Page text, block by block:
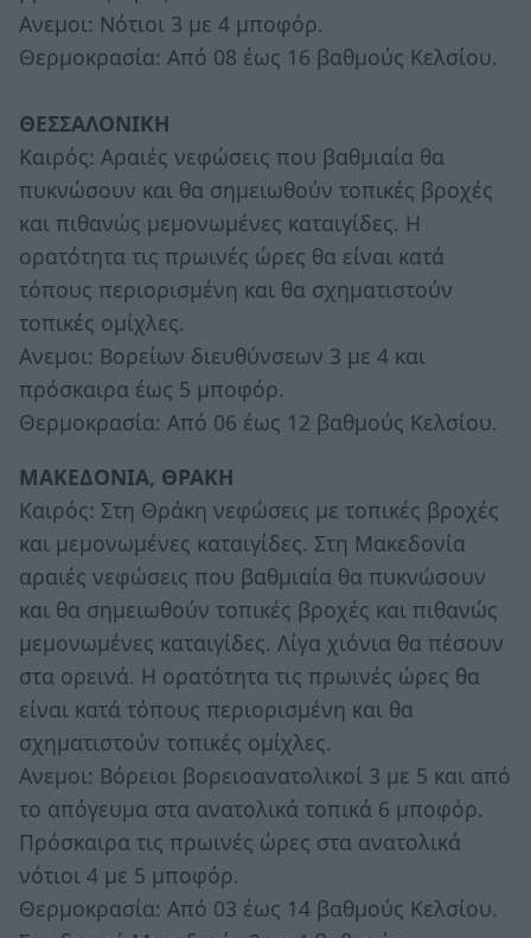
Ανεμοι: Νότιοι 3 με 4 μποφόρ.
Θερμοκρασία: Από 08 έως 16 βαθμούς Κελσίου.
ΘΕΣΣΑΛΟΝΙΚΗ
Καιρός: Αραιές νεφώσεις που βαθμιαία θα
πυκνώσουν και θα σημειωθούν τοπικές βροχές
και πιθανώς μεμονωμένες καταιγίδες. Η
ορατότητα τις πρωινές ώρες θα είναι κατά
τόπους περιορισμένη και θα σχηματιστούν
τοπικές ομίχλες.
Ανεμοι: Βορείων διευθύνσεων 3 με 4 και
πρόσκαιρα έως 5 μποφόρ.
Θερμοκρασία: Από 06 έως 12 βαθμούς Κελσίου.
ΜΑΚΕΔΟΝΙΑ, ΘΡΑΚΗ
Καιρός: Στη Θράκη νεφώσεις με τοπικές βροχές
και μεμονωμένες καταιγίδες. Στη Μακεδονία
αραιές νεφώσεις που βαθμιαία θα πυκνώσουν
και θα σημειωθούν τοπικές βροχές και πιθανώς
μεμονωμένες καταιγίδες. Λίγα χιόνια θα πέσουν
στα ορεινά. Η ορατότητα τις πρωινές ώρες θα
είναι κατά τόπους περιορισμένη και θα
σχηματιστούν τοπικές ομίχλες.
Ανεμοι: Βόρειοι βορειοανατολικοί 3 με 5 και από
το απόγευμα στα ανατολικά τοπικά 6 μποφόρ.
Πρόσκαιρα τις πρωινές ώρες στα ανατολικά
νότιοι 4 με 5 μποφόρ.
Θερμοκρασία: Από 03 έως 14 βαθμούς Κελσίου.